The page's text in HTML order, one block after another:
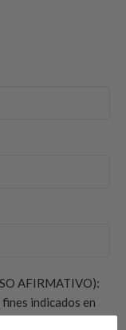
AFIRMATIVO):
indicados en